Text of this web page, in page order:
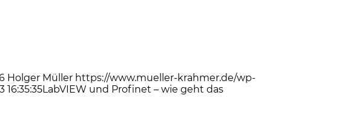
Holger Müller https://www.mueller-krahmer.de/wp-
16:35:35LabVIEW und Profinet – wie geht das